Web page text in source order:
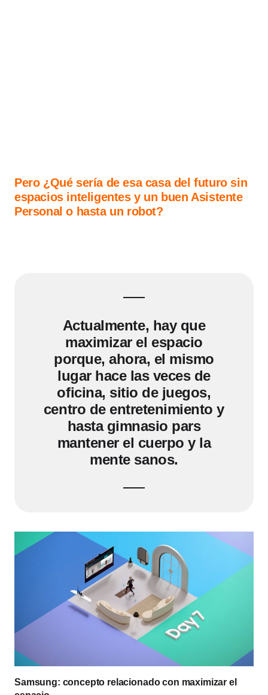
Pero ¿Qué sería de esa casa del futuro sin
espacios inteligentes y un buen Asistente
Personal o hasta un robot?
Actualmente, hay que
maximizar el espacio
porque, ahora, el mismo
lugar hace las veces de
oficina, sitio de juegos,
centro de entretenimiento y
hasta gimnasio pars
mantener el cuerpo y la
mente sanos.
Samsung: concepto relacionado con maximizar el